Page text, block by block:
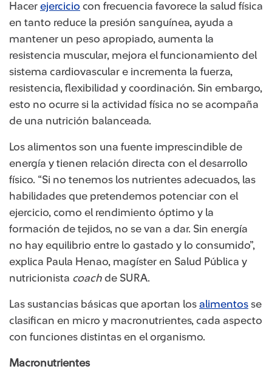
Hacer ejercicio con frecuencia favorece la salud física
en tanto reduce la presión sanguínea, ayuda a
mantener un peso apropiado, aumenta la
resistencia muscular, mejora el funcionamiento del
sistema cardiovascular e incrementa la fuerza,
resistencia, flexibilidad y coordinación. Sin embargo,
esto no ocurre si la actividad física no se acompaña
de una nutrición balanceada.
Los alimentos son una fuente imprescindible de
energía y tienen relación directa con el desarrollo
físico. “Si no tenemos los nutrientes adecuados, las
habilidades que pretendemos potenciar con el
ejercicio, como el rendimiento óptimo y la
formación de tejidos, no se van a dar. Sin energía
no hay equilibrio entre lo gastado y lo consumido”,
explica Paula Henao, magíster en Salud Pública y
nutricionista coach de SURA.
Las sustancias básicas que aportan los alimentos se
clasifican en micro y macronutrientes, cada aspecto
con funciones distintas en el organismo.
Macronutrientes